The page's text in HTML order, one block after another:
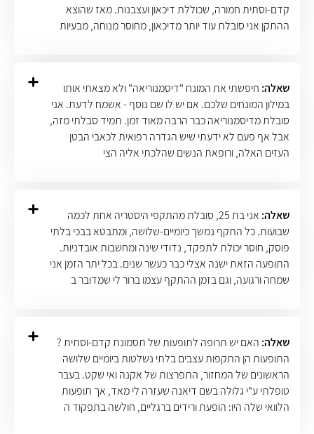
קדם-וסתית חמורה, שכוללת דיכאון ועצבנות. מאז שהוצא
ההתקן אני סובלת עוד יותר מדיכאון, מחוסר מנוחה, מבעיות
שאלה: חיפשתי את המונח "דיסמנוריאה" ולא מצאתי אותו
במילון המונחים שלכם. אם יש לו שם נוסף - אשמח לדעת. אני
סובלת מדיסמנוריאה כבר הרבה מאוד זמן. תמיד סבלתי מזה,
אבל אף פעם לא ידעתי שיש הגדרה רפואית לכאבי הבטן
העזים האלה, ורופאת הנשים שהלכתי אליה הצי
שאלה:
אני בת 25, סובלת מהתקפי היסטריה אחת לכמה
שבועות. כל התקף נמשך כיומיים-שלושה, ומתבטא בבכי בלתי
פוסק, חוסר יכולת לתפקד, נדודי שינה ומחשבות אובדניות.
התופעה הזאת ישנה אצלי כבר כעשר שנים. בכל יתר הזמן אני
שמחה ורגועה, וגם בזמן ההתקף עצמו ברור לי שמדובר ב
שאלה: האם יש תרופה לתופעות של תסמונת קדם-וסתית ?
התופעות הן התקפות עצבים בלתי נשלטות ביומיים שלושה
הראשונים של המחזור, התפרצות של אקנה ואי שקט. בעבר
טופלתי ע"י גלולה בשם דיאנה שעזרה לי מאד, אך תופעות
הלוואי שלה היו: הופעת ורידים ברגליים, חולשה בתפקוד ה